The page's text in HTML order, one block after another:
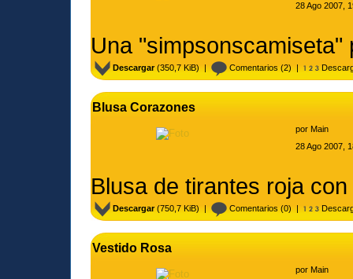
28 Ago 2007,
Una "simpsonscamiseta"
Descargar(350,7 KiB) | Comentarios (2) |
Blusa Corazones
por Main
28 Ago 2007,
Blusa de tirantes roja
Descargar(750,7 KiB) | Comentarios (0) |
Vestido Rosa
por Main